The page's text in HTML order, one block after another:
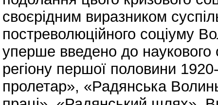
своєрідним виразником
постреволюційного соціуму
уперше введено до наукового
регіону першої половини
пролетар», «Радянська